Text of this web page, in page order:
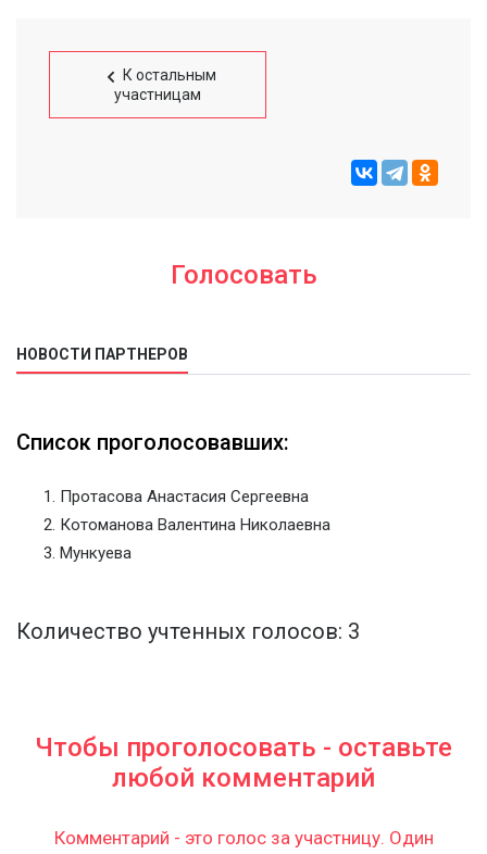
К остальным
участницам
Голосовать
НОВОСТИ ПАРТНЕРОВ
Список проголосовавших:
Протасова Анастасия Сергеевна
Котоманова Валентина Николаевна
Мункуева
Количество учтенных голосов: 3
Чтобы проголосовать - оставьте
любой комментарий
Комментарий - это голос за участницу. Один